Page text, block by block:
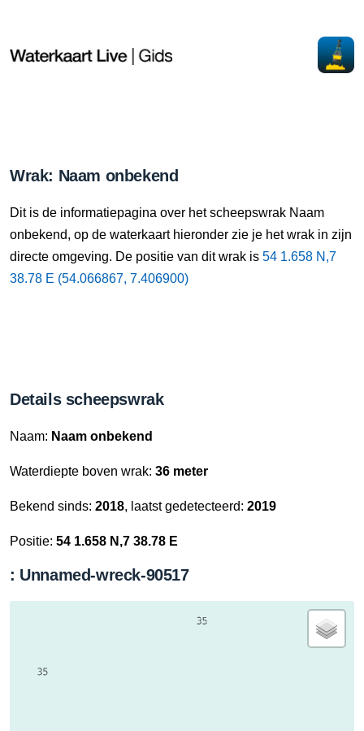
Wrak: Naam onbekend
Dit is de informatiepagina over het scheepswrak Naam
onbekend, op de waterkaart hieronder zie je het wrak in zijn
directe omgeving. De positie van dit wrak is 54 1.658 N,7
38.78 E (54.066867, 7.406900)
Details scheepswrak
Naam: Naam onbekend
Waterdiepte boven wrak: 36 meter
Bekend sinds: 2018, laatst gedetecteerd: 2019
Positie: 54 1.658 N,7 38.78 E
: Unnamed-wreck-90517